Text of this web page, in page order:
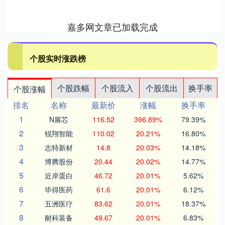
嘉多网文章已加载完成
个股实时涨跌榜
个股涨幅 个股跌幅 个股流入 个股流出
换手率
排名
名称 最新价 涨幅
换手率
1
N展芯 116.52 396.89% 79.39%
2 锐翔智能 110.02 20.21% 16.80%
3 志特新材 14.8 20.03% 14.18%
4 博腾股份 20.44 20.02% 14.77%
5 近岸蛋白 46.72 20.01% 5.62%
6 毕得医药 61.6 20.01% 6.12%
7 五洲医疗 83.62 20.01% 18.37%
8 耐科装备 49.67 20.01% 6.83%